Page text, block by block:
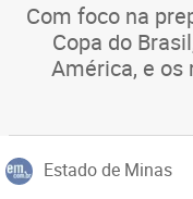
Com foco na
Copa do
América, e
Estado de Minas